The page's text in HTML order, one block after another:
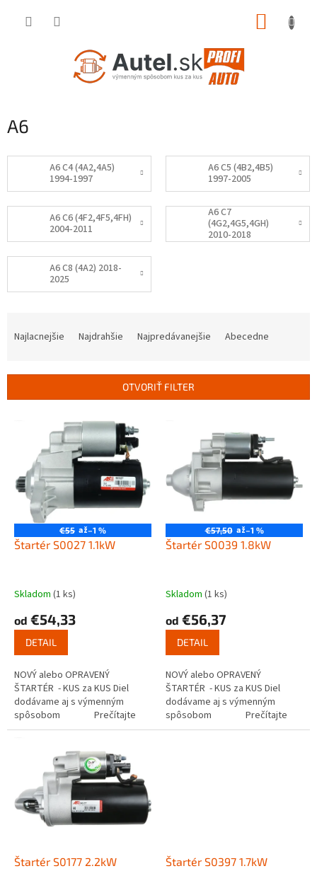
A6
A6 C4 (4A2,4A5)
1994-1997
A6 C5 (4B2,4B5)
1997-2005
A6 C6 (4F2,4F5,4FH)
2004-2011
A6 C7
(4G2,4G5,4GH)
2010-2018
A6 C8 (4A2) 2018-
2025
i
Najlacnejšie Najdrahšie Najpredávanejšie Abecedne
OTVORIŤ FILTER
€55 až–1 %
Štartér S0027 1.1kW
Skladom (1 ks)
od €54,33
DETAIL
NOVÝ alebo OPRAVENÝ
ŠTARTÉR - KUS za KUS Diel
dodávame aj s výmenným
spôsobom Prečítajte
si ako funguje...
€57,50 až–1 %
Štartér S0039 1.8kW
Skladom (1 ks)
od €56,37
DETAIL
NOVÝ alebo OPRAVENÝ
ŠTARTÉR - KUS za KUS Diel
dodávame aj s výmenným
spôsobom Prečítajte
si ako funguje...
Štartér S0177 2.2kW Štartér S0397 1.7kW